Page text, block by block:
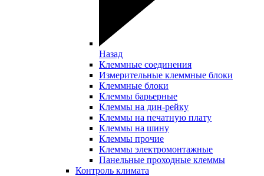
Назад
Клеммные соединения
Измерительные клеммные блоки
Клеммные блоки
Клеммы барьерные
Клеммы на дин-рейку
Клеммы на печатную плату
Клеммы на шину
Клеммы прочие
Клеммы электромонтажные
Панельные проходные клеммы
Контроль климата